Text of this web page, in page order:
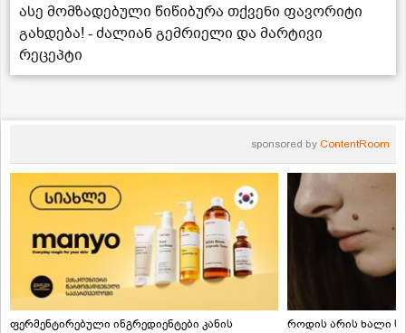
ასე მომზადებული წიწიბურა თქვენი ფავორიტი
გახდება! - ძალიან გემრიელი და მარტივი
რეცეპტი
sponsored by ContentRoom
ფერმენტირებული ინგრედიენტები კანის როდის არის ხალი